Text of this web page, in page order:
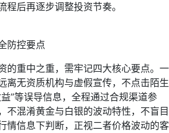
程后再逐步调整投资节奏。
防控要点
的重中之重，需牢记四大核心要点。一
离无资质机构与虚假宣传，不点击陌生
”等误导信息，全程通过合规渠道参
不混淆黄金与白银的波动特性，不盲目
情信息下判断，正视二者价格波动的客